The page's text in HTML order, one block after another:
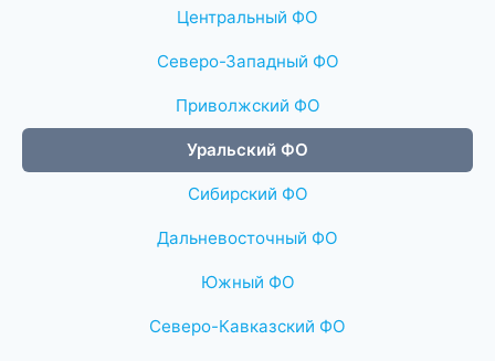
Центральный ФО
Северо-Западный ФО
Приволжский ФО
Уральский ФО
Сибирский ФО
Дальневосточный ФО
Южный ФО
Северо-Кавказский ФО